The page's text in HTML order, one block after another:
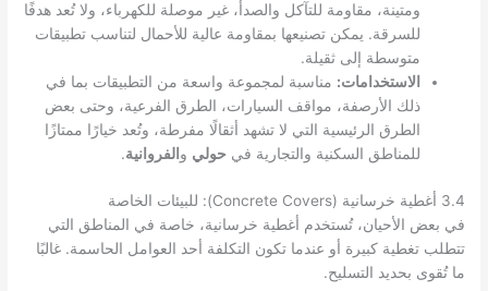
ومتينة، مقاومة للتآكل والصدأ، غير موصلة للكهرباء، ولا تُعد هدفًا
للسرقة. يمكن تصنيعها بمقاومة عالية للأحمال لتناسب تطبيقات
متوسطة إلى ثقيلة.
الاستخدامات: مناسبة لمجموعة واسعة من التطبيقات بما في
ذلك الأرصفة، مواقف السيارات، الطرق الفرعية، وحتى بعض
الطرق الرئيسية التي لا تشهد أثقالًا مفرطة، وتُعد خيارًا ممتازًا
للمناطق السكنية والتجارية في حولي و الفروانية.
3.4 أغطية خرسانية (Concrete Covers): للبيئات الخاصة
في بعض الأحيان، تُستخدم أغطية خرسانية، خاصة في المناطق التي
تتطلب تغطية كبيرة أو عندما تكون التكلفة أحد العوامل الحاسمة. غالبًا
ما تُقوى بحديد التسليح.